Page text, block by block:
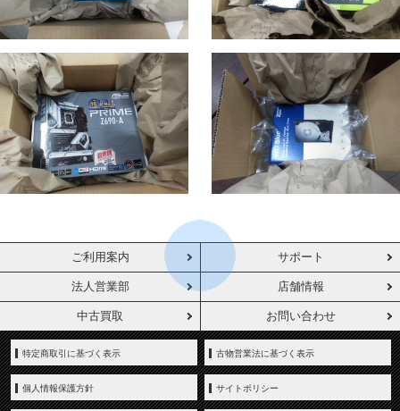
ご利用案内 サポート
法人営業部 店舗情報
中古買取 お問い合わせ
特定商取引に基づく表示 古物営業法に基づく表示
個人情報保護方針 サイトポリシー